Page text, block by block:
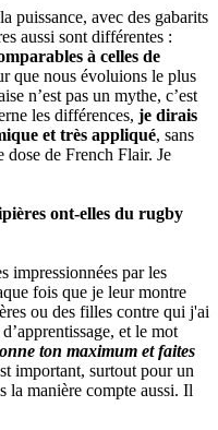
puissance, avec des gabarits
aussi sont différentes :
à celles de
que nous évoluions le plus
n’est pas un mythe, c’est
les différences, je dirais
et très appliqué, sans
de French Flair. Je
ont-elles du rugby
impressionnées par les
fois que je leur montre
ou des filles contre qui j'ai
et le mot
ton maximum et faites
important, surtout pour un
la manière compte aussi. Il